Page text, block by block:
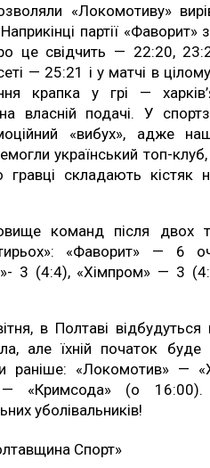
«Локомотиву»
партії «Фаворит»
це свідчить — 22:20,
— 25:21 і у матчі в
крапка у грі —
власній подачі. У
«вибух», адже
український топ-
гравці складають кістяк
команд після двох
«Фаворит» — 6
3 (4:4), «Хімпром» — 3
в Полтаві відбудуться
але їхній початок
раніше: «Локомотив» —
— «Кримсода» (о
уболівальників!
Спорт»